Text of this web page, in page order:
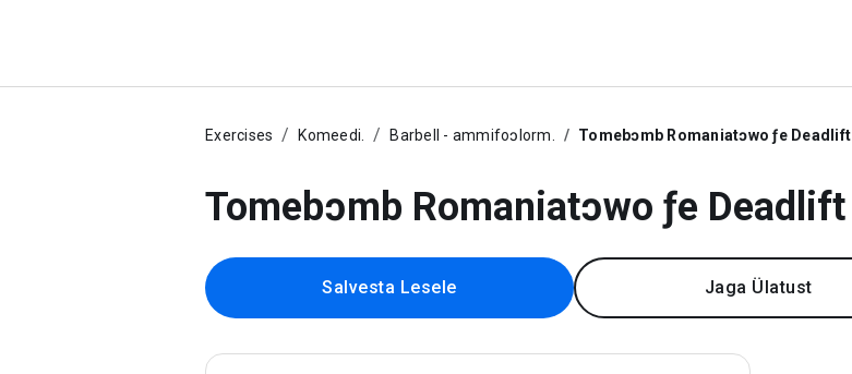
Exercises Komeedi. Barbell - ammifoɔlorm. Tomebɔmb Romaniatɔwo ƒe Deadlift
Tomebɔmb Romaniatɔwo ƒe Deadlift
Salvesta Lesele Jaga Ülatust